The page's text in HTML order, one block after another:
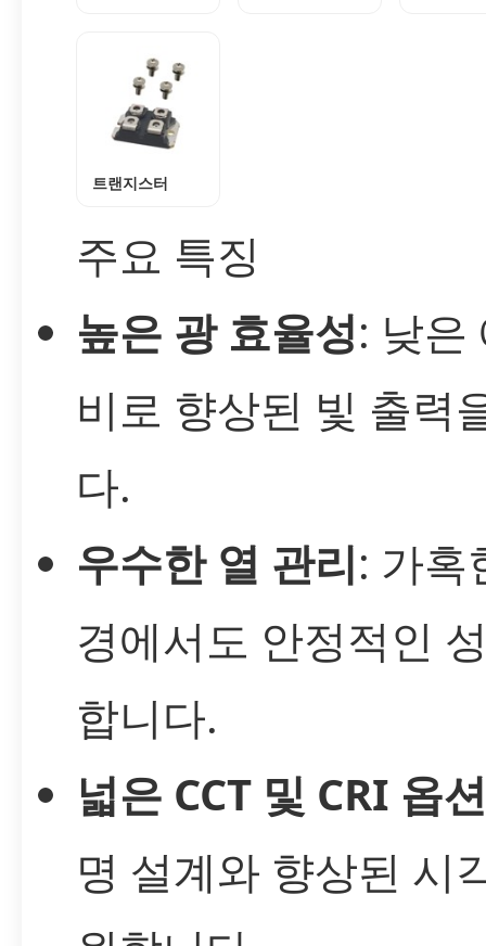
트랜지스터
주요 특징
높은 광 효율성: 낮은
비로 향상된 빛 출력
다.
우수한 열 관리: 가혹
경에서도 안정적인
합니다.
넓은 CCT 및 CRI 옵션
명 설계와 향상된 시